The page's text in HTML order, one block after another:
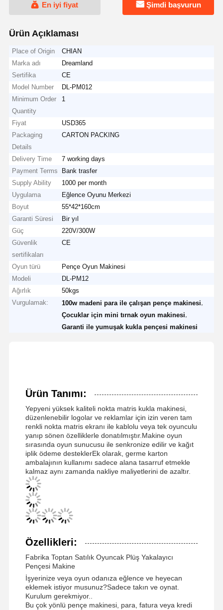
En iyi fiyat Şimdi başvurun
Ürün Açıklaması
Place of Origin
CHIAN
Marka adı
Dreamland
Sertifika
CE
Model Number
DL-PM012
Minimum Order
Quantity
1
Fiyat
USD365
Packaging
Details
CARTON PACKING
Delivery Time
7 working days
Payment Terms
Bank trasfer
Supply Ability
1000 per month
Uygulama
Eğlence Oyunu Merkezi
Boyut
55*42*160cm
Garanti Süresi
Bir yıl
Güç
220V/300W
Güvenlik
sertifikaları
CE
Oyun türü
Pençe Oyun Makinesi
Modeli
DL-PM12
Ağırlık
50kgs
Vurgulamak:
100w madeni para ile çalışan pençe makinesi
Çocuklar için mini tırnak oyun makinesi
Garanti ile yumuşak kukla pençesi makinesi
Ürün Tanımı:
Yepyeni yüksek kaliteli nokta matris kukla makinesi,
düzenlenebilir logolar ve reklamlar için izin veren tam
renkli nokta matris ekranı ile kablolu veya tek oyunculu
yanıp sönen özelliklerle donatılmıştır.Makine oyun
sırasında oyun sunucusu ile senkronize edilir ve kağıt
iplik ödeme desteklerEk olarak, germe karton
ambalajının kullanımı sadece alana tasarruf etmekle
kalmaz aynı zamanda nakliye maliyetlerini de azaltır.
Özellikleri:
Fabrika Toptan Satılık Oyuncak Plüş Yakalayıcı
Pençesi Makine
İşyerinize veya oyun odanıza eğlence ve heyecan
eklemek istiyor musunuz?Sadece takın ve oynat.
Kurulum gerekmiyor..
Bu çok yönlü pençe makinesi, para, fatura veya kredi